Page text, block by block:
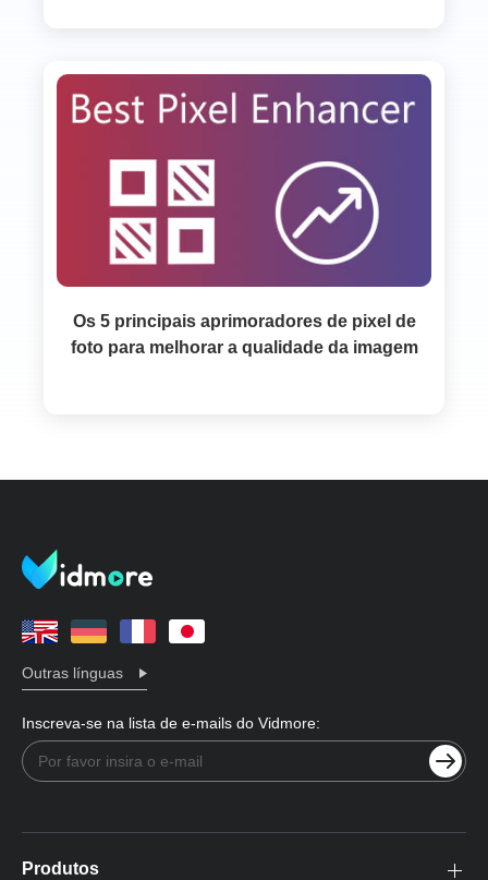
Os 5 principais aprimoradores de pixel de
foto para melhorar a qualidade da imagem
Outras línguas
Inscreva-se na lista de e-mails do Vidmore:
Produtos